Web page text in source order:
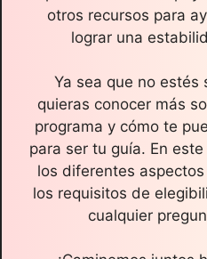
otros recursos para
lograr una
Ya sea que no estés
quieras conocer más
programa y cómo te
para ser tu guía. En
los diferentes
los requisitos de
cualquier